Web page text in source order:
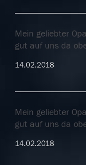
Mein geliebter
gut auf uns da
14.02.2018
Mein geliebter
gut auf uns da
14.02.2018